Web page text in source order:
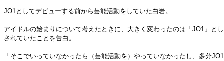
JO1としてデビューする前から芸能活動をしていた白岩。
アイドルの始まりについて考えたときに、大きく変わったのは「JO1」
されていたことを告白。
「そこでいっていなかったら（芸能活動を）やっていなかったし、多分